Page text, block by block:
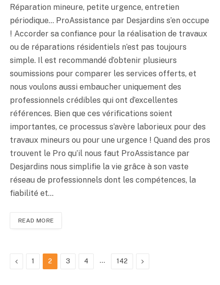
Réparation mineure, petite urgence, entretien
périodique… ProAssistance par Desjardins s’en occupe
! Accorder sa confiance pour la réalisation de travaux
ou de réparations résidentiels n’est pas toujours
simple. Il est recom­mandé d’obtenir plusieurs
soumissions pour comparer les services offerts, et
nous voulons aussi embaucher uniquement des
professionnels crédibles qui ont d’excel­lentes
références. Bien que ces vérifica­tions soient
importantes, ce processus s’avère laborieux pour des
travaux mi­neurs ou pour une urgence ! Quand des pros
trouvent le Pro qu’il nous faut ProAssistance par
Desjardins nous sim­plifie la vie grâce à son vaste
réseau de professionnels dont les compétences, la
fiabilité et…
READ MORE
Précédent
1 2 3 4 … 142 Suivant